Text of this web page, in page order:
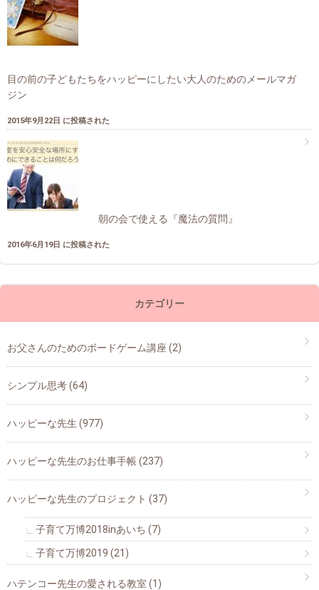
目の前の子どもたちをハッピーにしたい大人のためのメールマガ
ジン
2015年9月22日 に投稿された
朝の会で使える『魔法の質問』
2016年6月19日 に投稿された
カテゴリー
お父さんのためのボードゲーム講座 (2)
シンプル思考(64)
ハッピーな先生 (977)
ハッピーな先生のお仕事手帳 (237)
ハッピーな先生のプロジェクト (37)
子育て万博2018inあいち (7)
子育て万博2019 (21)
ハテンコー先生の愛される教室 (1)